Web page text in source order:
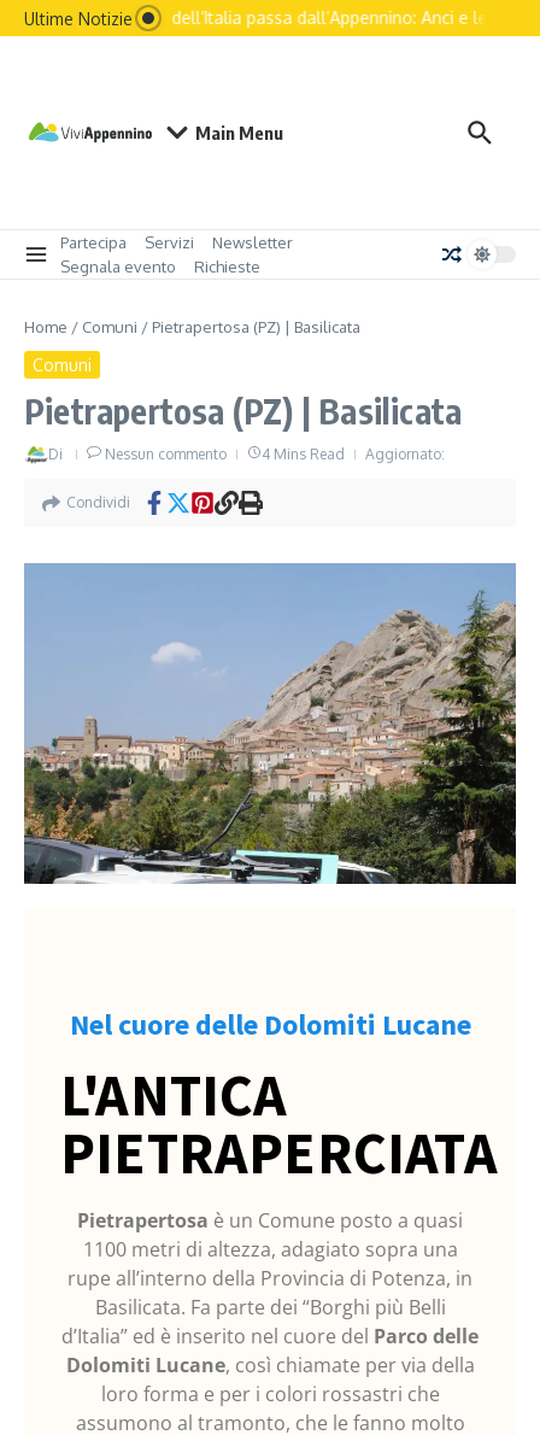
Ultime NotizieIl futuro dell’Italia passa dall’Appennino: Anci e le
Main Menu
Partecipa Servizi
Newsletter
Segnala evento
Richieste
Home / Comuni / Pietrapertosa (PZ) | Basilicata
Comuni
Pietrapertosa (PZ) | Basilicata
Di Nessun commento 4 Mins Read Aggiornato:
Condividi
Nel cuore delle Dolomiti Lucane
L'ANTICA
PIETRAPERCIATA
Pietrapertosa è un Comune posto a quasi
1100 metri di altezza, adagiato sopra una
rupe all’interno della Provincia di Potenza, in
Basilicata. Fa parte dei “Borghi più Belli
d’Italia” ed è inserito nel cuore del Parco delle
Dolomiti Lucane, così chiamate per via della
loro forma e per i colori rossastri che
assumono al tramonto, che le fanno molto